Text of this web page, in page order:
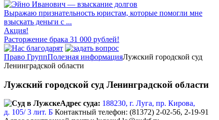
Выражаю признательность юристам, которые помогли мне
взыскать деньги с ...
Акция!
Расторжение брака 31 000 рублей!
Право ГруппПолезная информацияЛужский городской суд
Ленинградской области
Лужский городской суд Ленинградской области
Адрес суда: 188230, г. Луга, пр. Кирова,
д. 105/ 3 лит. Б Контактный телефон: (81372) 2-02-56, 2-19-91